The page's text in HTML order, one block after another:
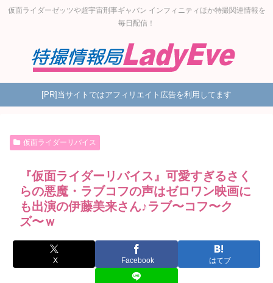
仮面ライダーゼッツや超宇宙刑事ギャバン インフィニティほか特撮関連情報を
毎日配信！
[PR]当サイトではアフィリエイト広告を利用してます
仮面ライダーリバイス
『仮面ライダーリバイス』可愛すぎるさく
らの悪魔・ラブコフの声はゼロワン映画に
も出演の伊藤美来さん♪ラブ〜コフ〜ク
ズ〜ｗ
X Facebook はてブ